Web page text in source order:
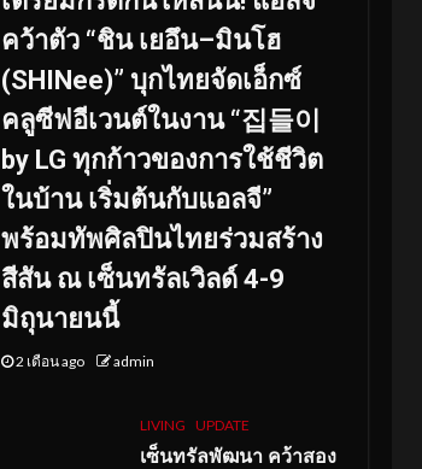
คว้าตัว “ชิน เยอึน–มินโฮ
(SHINee)” บุกไทยจัดเอ็กซ์
คลูซีฟอีเวนต์ในงาน “집들이
by LG ทุกก้าวของการใช้ชีวิต
ในบ้าน เริ่มต้นกับแอลจี”
พร้อมทัพศิลปินไทยร่วมสร้าง
สีสัน ณ เซ็นทรัลเวิลด์ 4-9
มิถุนายนนี้
2 เดือน ago admin
LIVING UPDATE
เซ็นทรัลพัฒนา คว้าสอง